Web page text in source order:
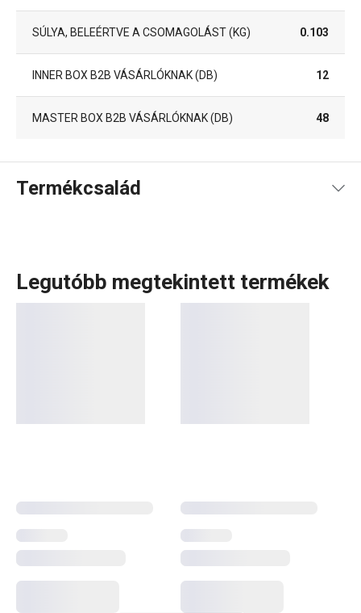
SÚLYA, BELEÉRTVE A CSOMAGOLÁST (KG) 0.103
INNER BOX B2B VÁSÁRLÓKNAK (DB) 12
MASTER BOX B2B VÁSÁRLÓKNAK (DB) 48
Termékcsalád
Legutóbb megtekintett termékek